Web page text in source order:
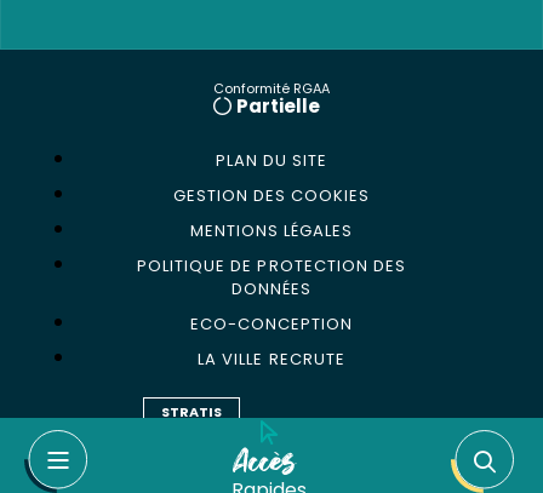
Accès
Conformité RGAA
Partielle
PLAN DU SITE
GESTION DES COOKIES
MENTIONS LÉGALES
POLITIQUE DE PROTECTION DES
DONNÉES
ECO-CONCEPTION
LA VILLE RECRUTE
STRATIS